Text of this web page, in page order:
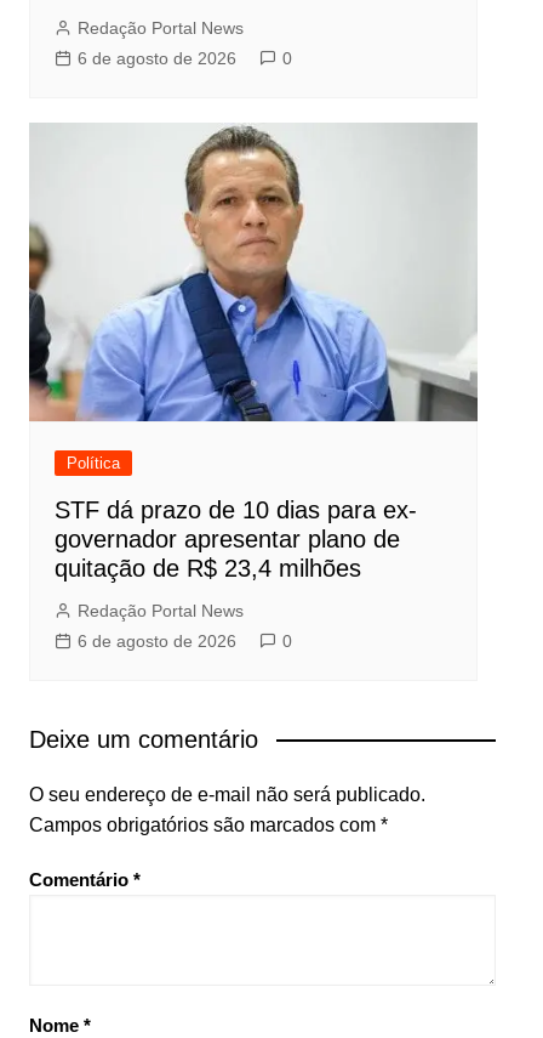
Redação Portal News
6 de agosto de 2026
0
Política
STF dá prazo de 10 dias para ex-
governador apresentar plano de
quitação de R$ 23,4 milhões
Redação Portal News
6 de agosto de 2026
0
Deixe um comentário
O seu endereço de e-mail não será publicado.
Campos obrigatórios são marcados com *
Comentário *
Nome *